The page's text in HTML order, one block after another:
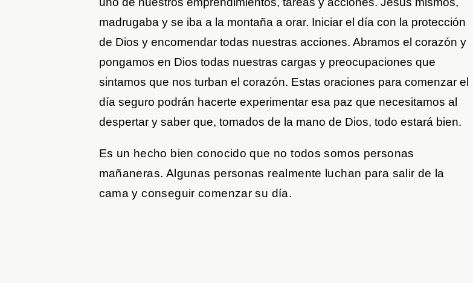
madrugaba y se iba a la montaña a orar. Iniciar el día con la protección
de Dios y encomendar todas nuestras acciones. Abramos el corazón y
pongamos en Dios todas nuestras cargas y preocupaciones que
sintamos que nos turban el corazón. Estas oraciones para comenzar el
día seguro podrán hacerte experimentar esa paz que necesitamos al
despertar y saber que, tomados de la mano de Dios, todo estará bien.
Es un hecho bien conocido que no todos somos personas
mañaneras. Algunas personas realmente luchan para salir de la
cama y conseguir comenzar su día.